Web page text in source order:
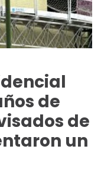
de
de
un